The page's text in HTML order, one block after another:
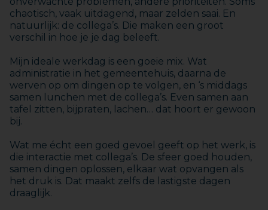
chaotisch, vaak uitdagend, maar zelden saai. En
natuurlijk: de collega’s. Die maken een groot
verschil in hoe je je dag beleeft.
Mijn ideale werkdag is een goeie mix. Wat
administratie in het gemeentehuis, daarna de
werven op om dingen op te volgen, en ‘s middags
samen lunchen met de collega’s. Even samen aan
tafel zitten, bijpraten, lachen… dat hoort er gewoon
bij.
Wat me écht een goed gevoel geeft op het werk, is
die interactie met collega’s. De sfeer goed houden,
samen dingen oplossen, elkaar wat opvangen als
het druk is. Dat maakt zelfs de lastigste dagen
draaglijk.